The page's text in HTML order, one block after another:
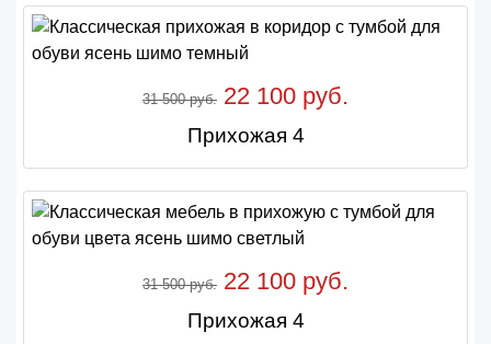
31 500 руб. 22 100 руб.
Прихожая 4
31 500 руб. 22 100 руб.
Прихожая 4